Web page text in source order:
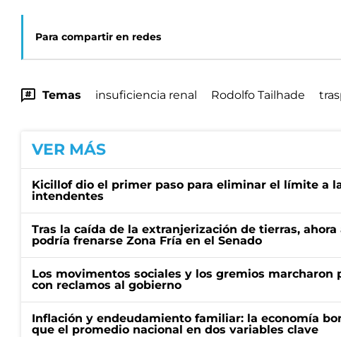
Para compartir en redes
Temas insuficiencia renal Rodolfo Tailhade
VER MÁS
Kicillof dio el primer paso para eliminar el límite a
intendentes
Tras la caída de la extranjerización de tierras,
podría frenarse Zona Fría en el Senado
Los movimentos sociales y los gremios marcharon
con reclamos al gobierno
Inflación y endeudamiento familiar: la economía
que el promedio nacional en dos variables clave